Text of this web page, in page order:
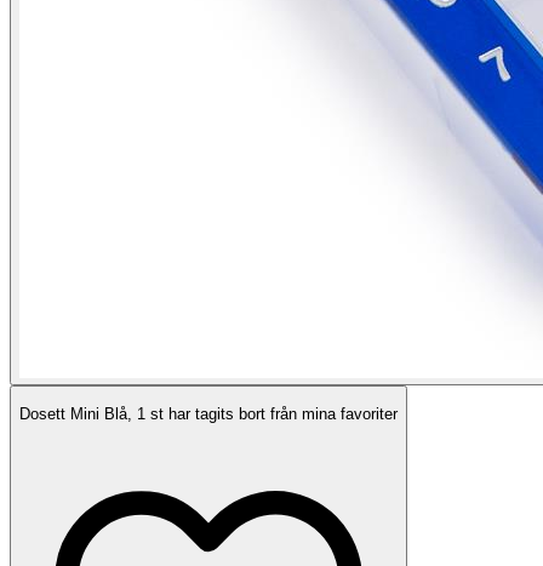
Dosett Mini Blå, 1 st har tagits bort från mina favoriter